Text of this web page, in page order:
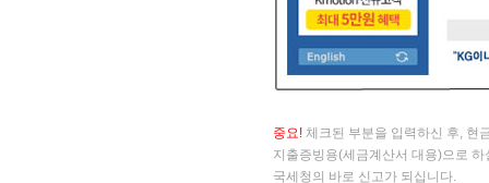
중요! 체크된 부분을 입력하신 후, 현
지출증빙용(세금계산서 대용)으로
국세청의 바로 신고가 되십니다.